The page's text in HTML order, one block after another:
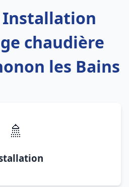
Installation
chaudière
les Bains
🚿